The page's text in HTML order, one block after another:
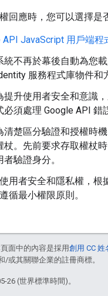
回應時，您可以選擇是
API JavaScript 用戶端程
統不再於幕後自動為您
服務程式庫物件和
提升使用者安全和意識
必須處理 Google API 錯
清楚區分驗證和授權時
杖。先前要求存取權杖
者驗證身分。
用者安全和隱私權，根
循最小權限原則。
面中的內容是採用創用 CC 姓
/或其關聯企業的註冊商標。
26 (世界標準時間)。